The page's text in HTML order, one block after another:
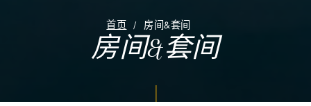
首页 房间&套间
房间&套间